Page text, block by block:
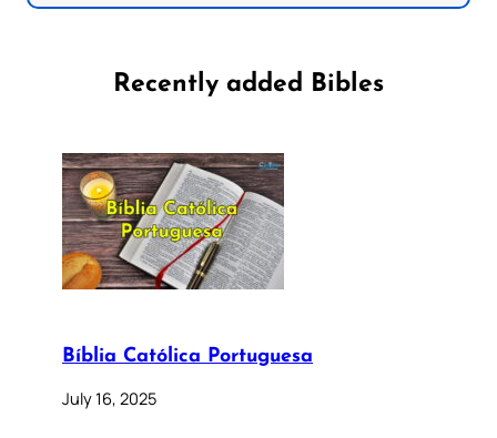
Recently added Bibles
Bíblia Católica Portuguesa
July 16, 2025